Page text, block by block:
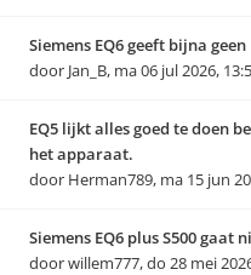
Siemens EQ6 geeft bijna
door Jan_B, ma 06 jul 2026,
EQ5 lijkt alles goed te doen
het apparaat.
door Herman789, ma 15 jun
Siemens EQ6 plus S500 gaat
doorwillem777,do 28 mei